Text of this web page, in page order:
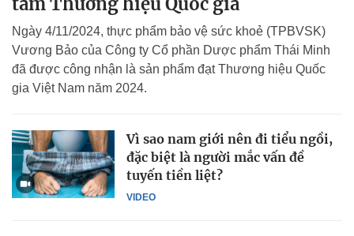
Ngày 4/11/2024, thực phẩm bảo vệ sức khoẻ (TPBVSK)
Vương Bảo của Công ty Cổ phần Dược phẩm Thái Minh
đã được công nhận là sản phẩm đạt Thương hiệu Quốc
gia Việt Nam năm 2024.
VIDEO
Vì sao nam giới nên đi tiểu ngồi,
đặc biệt là người mắc vấn đề
tuyến tiền liệt?